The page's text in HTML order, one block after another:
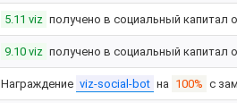
5.11 viz получено в социальный капитал
9.10 viz получено в социальный капитал
Награждение viz-social-bot на 100% с